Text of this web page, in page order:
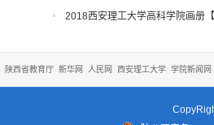
2018西安理工大学高科学院画册
陕西省教育厅 新华网 人民网 西安理工大学 学院新闻网